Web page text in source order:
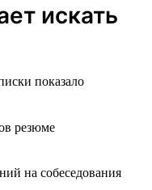
искать
показало
резюме
на собеседования